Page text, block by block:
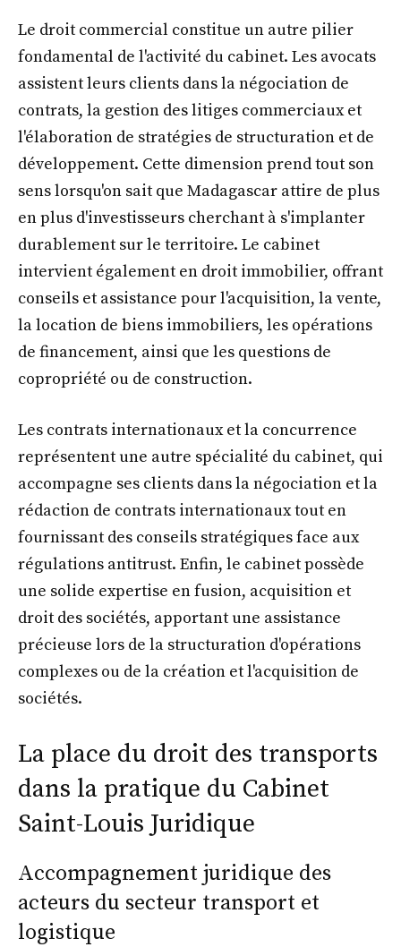
Le droit commercial constitue un autre pilier
fondamental de l'activité du cabinet. Les avocats
assistent leurs clients dans la négociation de
contrats, la gestion des litiges commerciaux et
l'élaboration de stratégies de structuration et de
développement. Cette dimension prend tout son
sens lorsqu'on sait que Madagascar attire de plus
en plus d'investisseurs cherchant à s'implanter
durablement sur le territoire. Le cabinet
intervient également en droit immobilier, offrant
conseils et assistance pour l'acquisition, la vente,
la location de biens immobiliers, les opérations
de financement, ainsi que les questions de
copropriété ou de construction.
Les contrats internationaux et la concurrence
représentent une autre spécialité du cabinet, qui
accompagne ses clients dans la négociation et la
rédaction de contrats internationaux tout en
fournissant des conseils stratégiques face aux
régulations antitrust. Enfin, le cabinet possède
une solide expertise en fusion, acquisition et
droit des sociétés, apportant une assistance
précieuse lors de la structuration d'opérations
complexes ou de la création et l'acquisition de
sociétés.
La place du droit des transports
dans la pratique du Cabinet
Saint-Louis Juridique
Accompagnement juridique des
acteurs du secteur transport et
logistique